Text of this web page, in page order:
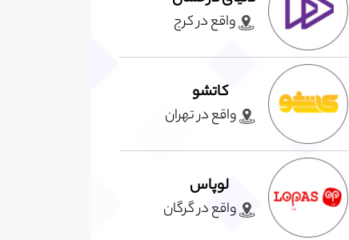
واقع در کرج
کاتشو
واقع در تهران
لوپاس
واقع در گرگان